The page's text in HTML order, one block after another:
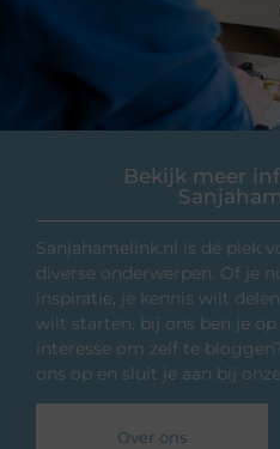
Bekijk meer
Sanjahamelink.nl is dé plek
diverse onderwerpen. Of je
inspiratie, je kennis wilt
wilt starten, bij ons ben je
interesse om zelf te
ons op en sluit je aan bij
Over ons